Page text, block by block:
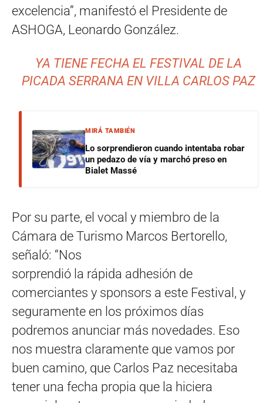
excelencia”, manifestó el Presidente de
ASHOGA, Leonardo González.
YA TIENE FECHA EL FESTIVAL DE LA
PICADA SERRANA EN VILLA CARLOS PAZ
MIRÁ TAMBIÉN
Lo sorprendieron cuando intentaba robar
un pedazo de vía y marchó preso en
Bialet Massé
Por su parte, el vocal y miembro de la
Cámara de Turismo Marcos Bertorello,
señaló: “Nos
sorprendió la rápida adhesión de
comerciantes y sponsors a este Festival, y
seguramente en los próximos días
podremos anunciar más novedades. Eso
nos muestra claramente que vamos por
buen camino, que Carlos Paz necesitaba
tener una fecha propia que la hiciera